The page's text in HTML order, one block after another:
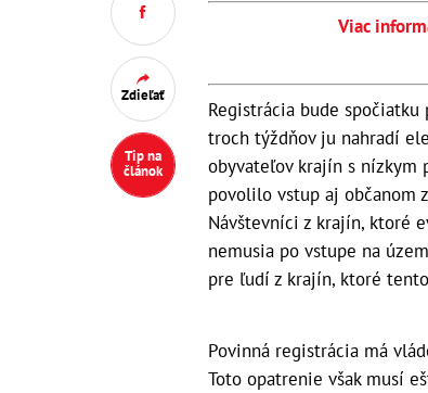
Zdieľať
Tip na
článok
Viac
Registrácia bude
troch týždňov ju nahradí
obyvateľov krajín s nízkym
povolilo vstup aj občanom
Návštevníci z krajín, ktoré
nemusia po vstupe na
pre ľudí z krajín, ktoré
Povinná registrácia má
Toto opatrenie však musí